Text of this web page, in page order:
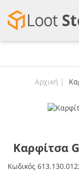
Αρχική
Καρφίτσα
Κωδικός